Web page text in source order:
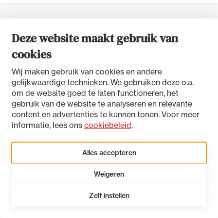
Deze website maakt gebruik van
cookies
Wij maken gebruik van cookies en andere
gelijkwaardige technieken. We gebruiken deze o.a.
om de website goed te laten functioneren, het
gebruik van de website te analyseren en relevante
content en advertenties te kunnen tonen. Voor meer
informatie, lees ons cookiebeleid.
Alles accepteren
Weigeren
Zelf instellen
Disclaimer
Privacystatement
Alle wet- en regelgeving voor de advocatuur.
Van de Advocatenwet tot de Verordening op
de advocatuur (Voda) en de Regeling op de